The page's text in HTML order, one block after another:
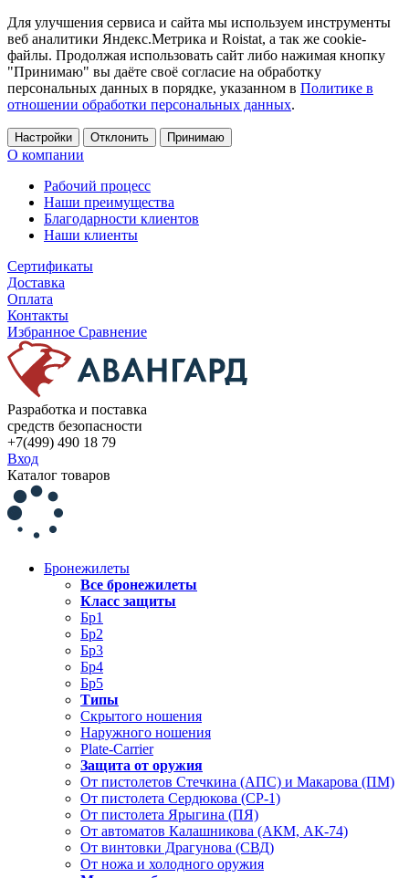
Для улучшения сервиса и сайта мы используем инструменты
веб аналитики Яндекс.Метрика и Roistat, а так же cookie-
файлы. Продолжая использовать сайт либо нажимая кнопку
"Принимаю" вы даёте своё согласие на обработку
персональных данных в порядке, указанном в Политике в
отношении обработки персональных данных.
Настройки Отклонить Принимаю
О компании
Рабочий процесс
Наши преимущества
Благодарности клиентов
Наши клиенты
Сертификаты
Доставка
Оплата
Контакты
Избранное Сравнение
Разработка и поставка
средств безопасности
+7(499) 490 18 79
Вход
Каталог товаров
Бронежилеты
Все бронежилеты
Класс защиты
Бр1
Бр2
Бр3
Бр4
Бр5
Типы
Скрытого ношения
Наружного ношения
Plate-Carrier
Защита от оружия
От пистолетов Стечкина (АПС) и Макарова (ПМ)
От пистолета Сердюкова (СР-1)
От пистолета Ярыгина (ПЯ)
От автоматов Калашникова (АКМ, АК-74)
От винтовки Драгунова (СВД)
От ножа и холодного оружия